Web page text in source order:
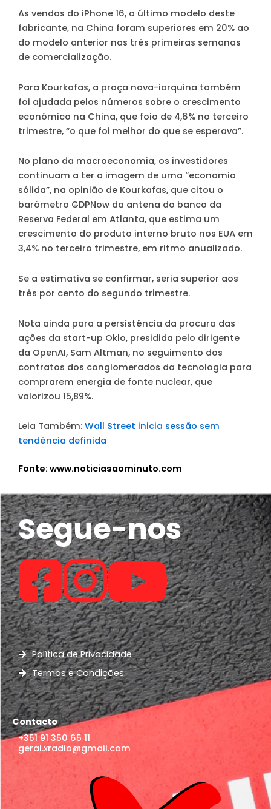
As vendas do iPhone 16, o último modelo deste
fabricante, na China foram superiores em 20% ao
do modelo anterior nas três primeiras semanas
de comercialização.
Para Kourkafas, a praça nova-iorquina também
foi ajudada pelos números sobre o crescimento
económico na China, que foio de 4,6% no terceiro
trimestre, “o que foi melhor do que se esperava”.
No plano da macroeconomia, os investidores
continuam a ter a imagem de uma “economia
sólida”, na opinião de Kourkafas, que citou o
barómetro GDPNow da antena do banco da
Reserva Federal em Atlanta, que estima um
crescimento do produto interno bruto nos EUA em
3,4% no terceiro trimestre, em ritmo anualizado.
Se a estimativa se confirmar, seria superior aos
três por cento do segundo trimestre.
Nota ainda para a persistência da procura das
ações da start-up Oklo, presidida pelo dirigente
da OpenAI, Sam Altman, no seguimento dos
contratos dos conglomerados da tecnologia para
comprarem energia de fonte nuclear, que
valorizou 15,89%.
Leia Também: Wall Street inicia sessão sem
tendência definida
Fonte: www.noticiasaominuto.com
Segue-nos
Política de Privacidade
Termos e Condições
Contacto
+351 91 350 65 11
geral.xradio@gmail.com